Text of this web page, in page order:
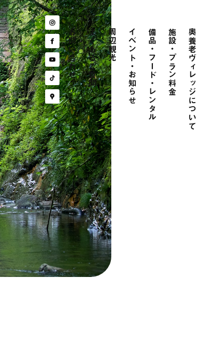
奥養老ヴィレッジについて
施設・プラン料金
備品・フード・レンタル
イベント・お知らせ
周辺観光
よくあるご質問
お問い合わせ